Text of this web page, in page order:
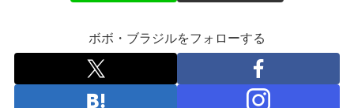
ボボ・ブラジルをフォローする